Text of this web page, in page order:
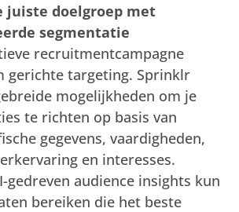
juiste doelgroep met
segmentatie
recruitmentcampagne
gerichte targeting. Sprinklr
mogelijkheden om je
te richten op basis van
gegevens, vaardigheden,
en interesses.
gedreven audience insights kun
bereiken die het beste